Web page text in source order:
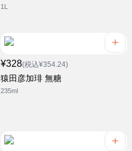
1L
¥328(税込¥354.24)
猿田彦加琲 無糖
235ml